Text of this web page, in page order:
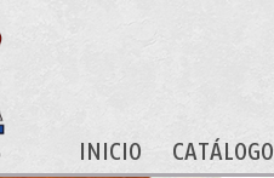
INICIO CATÁLOGO